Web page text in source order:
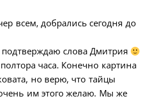
всем, добрались сегодня до
слова Дмитрия
часа. Конечно картина
но верю, что тайцы
им этого желаю. Мы же